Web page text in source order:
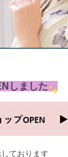
しました
ております